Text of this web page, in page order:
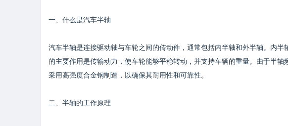
一、什么是汽车半轴
汽车半轴是连接驱动轴与车轮之间的传动件，通常包括内半轴和外半轴。内
的主要作用是传输动力，使车轮能够平稳转动，并支持车辆的重量。由于半
采用高强度合金钢制造，以确保其耐用性和可靠性。
二、半轴的工作原理